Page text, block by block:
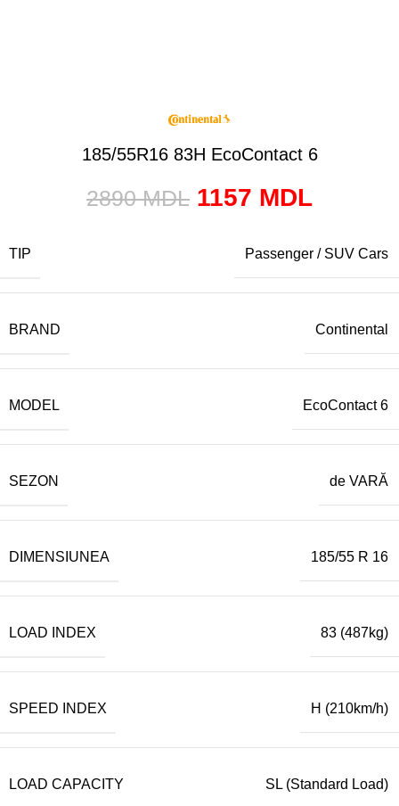
185/55R16 83H EcoContact 6
2890MDL 1157 MDL
TIP Passenger / SUV Cars
BRAND Continental
MODEL EcoContact 6
SEZON de VARĂ
DIMENSIUNEA 185/55 R 16
LOAD INDEX 83 (487kg)
SPEED INDEX H (210km/h)
LOAD CAPACITY SL (Standard Load)